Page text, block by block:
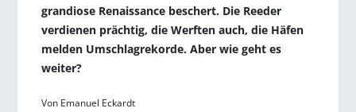
grandiose Renaissance beschert. Die Reeder
verdienen prächtig, die Werften auch, die Häfen
melden Umschlagrekorde. Aber wie geht es
weiter?
Von Emanuel Eckardt